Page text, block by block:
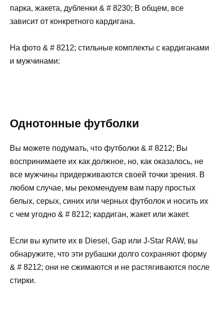
парка, жакета, дубленки & # 8230; В общем, все
зависит от конкретного кардигана.
На фото & # 8212; стильные комплекты с кардиганами
и мужчинами:
Однотонные футболки
Вы можете подумать, что футболки & # 8212; Вы
воспринимаете их как должное, но, как оказалось, не
все мужчины придерживаются своей точки зрения. В
любом случае, мы рекомендуем вам пару простых
белых, серых, синих или черных футболок и носить их
с чем угодно & # 8212; кардиган, жакет или жакет.
Если вы купите их в Diesel, Gap или J-Star RAW, вы
обнаружите, что эти рубашки долго сохраняют форму
& # 8212; они не сжимаются и не растягиваются после
стирки.